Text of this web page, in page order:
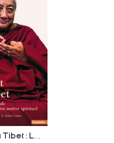
L'esprit Du Tibet : La Vie Et Le Monde De Dilgo Khyentse, Maitre Spirituel